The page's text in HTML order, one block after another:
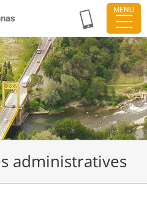
administratives